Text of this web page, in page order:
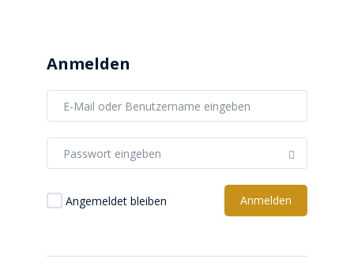
Anmelden
Angemeldet bleiben Anmelden